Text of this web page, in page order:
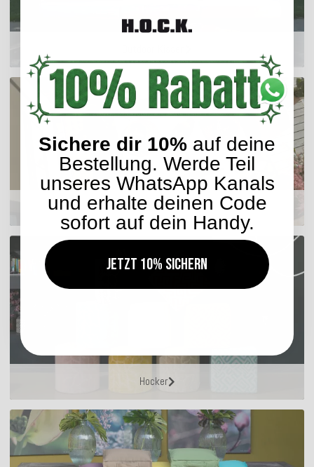
Sitzkissen
Hocker
Sichere dir 10% auf deine
Bestellung. Werde Teil
unseres WhatsApp Kanals
und erhalte deinen Code
sofort auf dein Handy.
Jetzt 10% sichern